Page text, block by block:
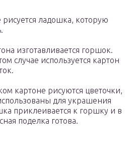
рисуется ладошка, которую
изготавливается горшок.
случае используется картон
картоне рисуются цветочки,
для украшения
приклеивается к горшку и в
поделка готова.